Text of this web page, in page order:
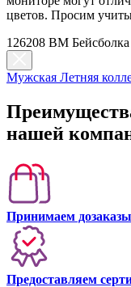
цветов. Просим
126208 BM
Мужская Летняя
нашей
Принимаем дозаказы
Предоставляем